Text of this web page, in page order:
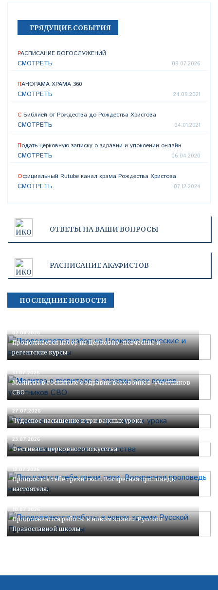
ГРЯДУЩИЕ СОБЫТИЯ
РАСПИСАНИЕ БОГОСЛУЖЕНИЙ
СМОТРЕТЬ 08.07.2026
ПАНОРАМА ХРАМА 360
СМОТРЕТЬ 24.09.2021
С Библией от Рождества до Рождества Христова
СМОТРЕТЬ 04.01.2021
Подать церковную записку о здравии и упокоении онлайн
СМОТРЕТЬ 06.04.2020
Официальный Rutube канал храма Рождества Христова
СМОТРЕТЬ 07.12.2024
ОТВЕТЫ НА ВАШИ ВОПРОСЫ
РАСПИСАНИЕ АКАФИСТОВ
ПОСЛЕДНИЕ НОВОСТИ
02.08.2026
Продолжается набор на Церковно-певческие и
регентские курсы
31.07.2026
Молитва в госпитале о здравии всех воинов-участников
СВО
27.07.2026
Чудесное насыщение и три важных урока
23.07.2026
Фестиваль церковного искусства
12.07.2026
Прощаются тебе грехи твои. Воскресная проповедь
настоятеля.
10.07.2026
Продолжаются работы в новом здании Русской
Православной школы